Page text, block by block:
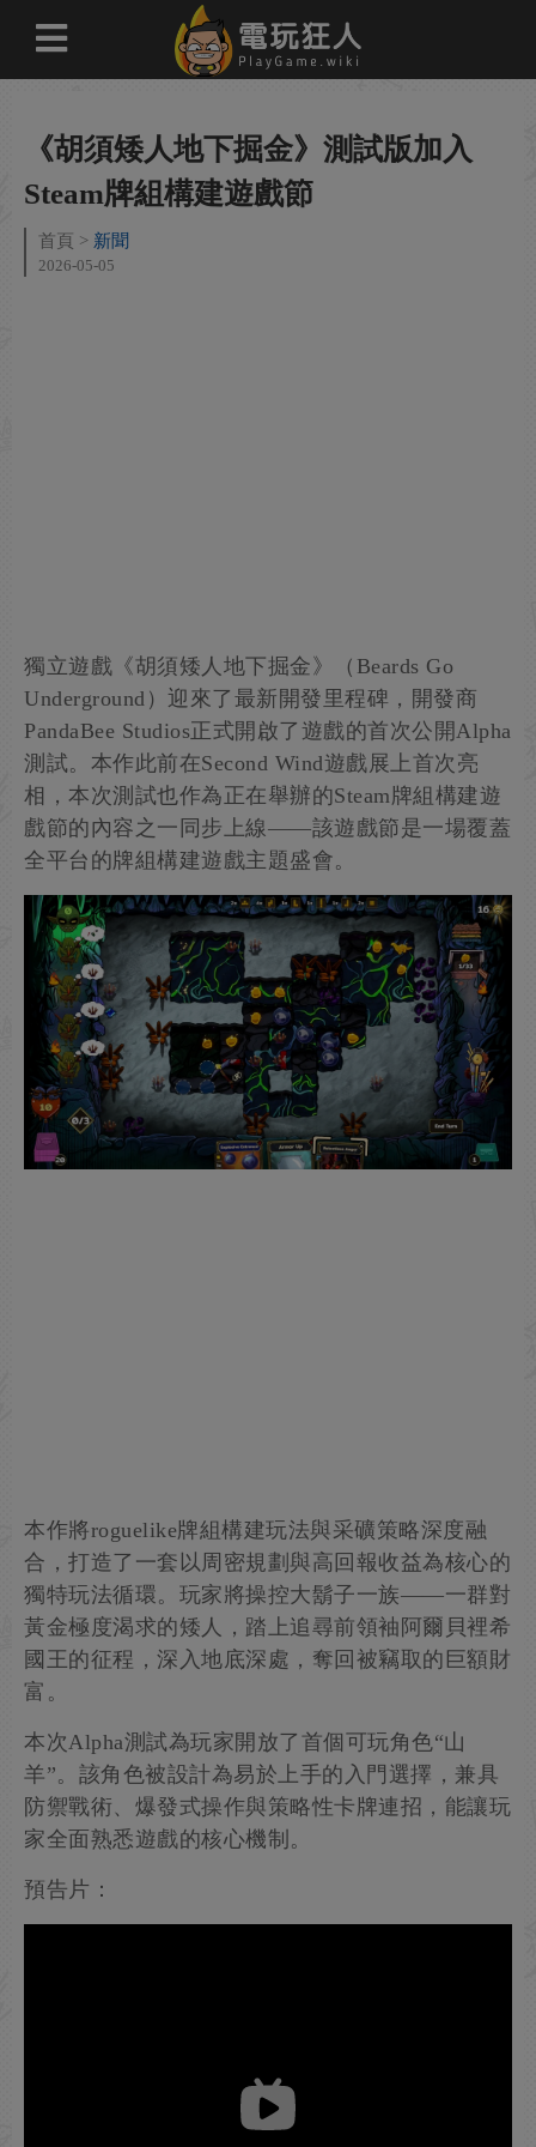
《胡須矮人地下掘金》測試版加入
Steam牌組構建遊戲節
首頁 新聞
2026-05-05
獨立遊戲《胡須矮人地下掘金》（Beards Go
Underground）迎來了最新開發里程碑，開發商
PandaBee Studios正式開啟了遊戲的首次公開Alpha
測試。本作此前在Second Wind遊戲展上首次亮
相，本次測試也作為正在舉辦的Steam牌組構建遊
戲節的內容之一同步上線——該遊戲節是一場覆蓋
全平台的牌組構建遊戲主題盛會。
本作將roguelike牌組構建玩法與采礦策略深度融
合，打造了一套以周密規劃與高回報收益為核心的
獨特玩法循環。玩家將操控大鬍子一族——一群對
黃金極度渴求的矮人，踏上追尋前領袖阿爾貝裡希
國王的征程，深入地底深處，奪回被竊取的巨額財
富。
本次Alpha測試為玩家開放了首個可玩角色“山
羊”。該角色被設計為易於上手的入門選擇，兼具
防禦戰術、爆發式操作與策略性卡牌連招，能讓玩
家全面熟悉遊戲的核心機制。
預告片：